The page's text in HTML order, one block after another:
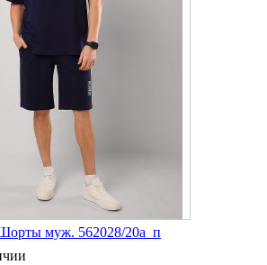
муж. 562028/20а_п